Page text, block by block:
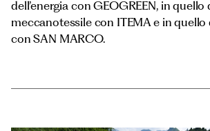
Prodotti
Media
dell’energia con GEOGREEN, in quello
meccanotessile con ITEMA e in quello
con SAN MARCO.